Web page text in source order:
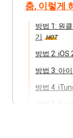
춤, 이렇게
방법 1: 원
기 HOT
방법 2: iOS
방법 3: 아
방법 4:
방법 5:
방법 6: 아